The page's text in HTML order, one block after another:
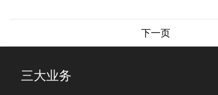
下一页
三大业务